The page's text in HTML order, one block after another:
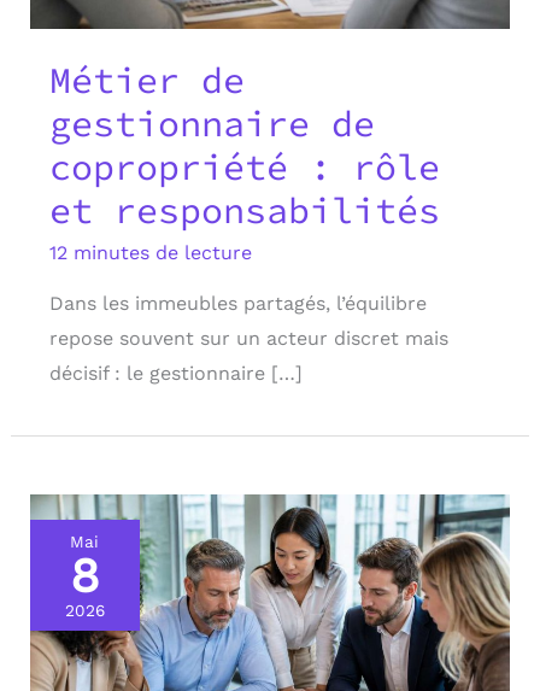
Métier de
gestionnaire de
copropriété : rôle
et responsabilités
12 minutes de lecture
Dans les immeubles partagés, l’équilibre
repose souvent sur un acteur discret mais
décisif : le gestionnaire […]
Mai
8
2026